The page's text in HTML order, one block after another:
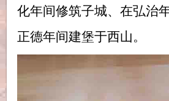
化年间修筑子城、在弘治
正德年间建堡于西山。